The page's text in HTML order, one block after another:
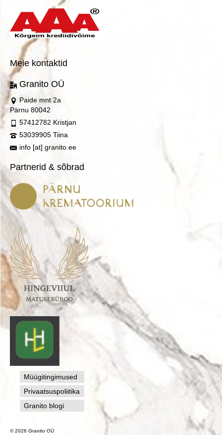
Meie kontaktid
Granito OÜ
Paide mnt 2a
Pärnu 80042
57412782 Kristjan
53039905 Tiina
info [at] granito.ee
Partnerid & sõbrad
Müügitingimused
Privaatsuspoliitika
Granito blogi
© 2026 Granito OÜ